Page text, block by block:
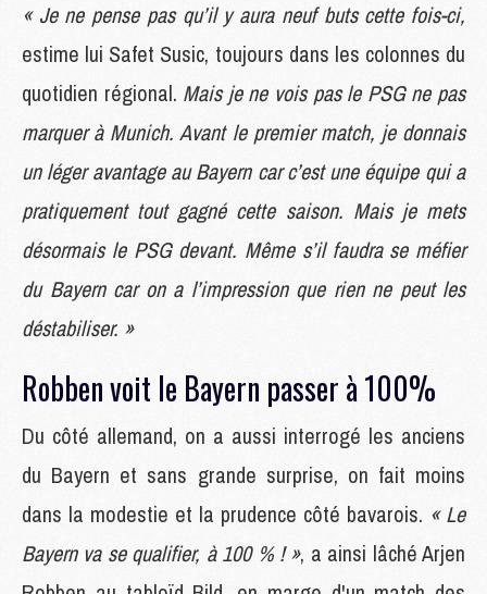
« Je ne pense pas qu’il y aura neuf buts cette fois-ci,
estime lui Safet Susic, toujours dans les colonnes du
quotidien régional. Mais je ne vois pas le PSG ne pas
marquer à Munich. Avant le premier match, je donnais
un léger avantage au Bayern car c’est une équipe qui a
pratiquement tout gagné cette saison. Mais je mets
désormais le PSG devant. Même s’il faudra se méfier
du Bayern car on a l’impression que rien ne peut les
déstabiliser. »
Robben voit le Bayern passer à 100%
Du côté allemand, on a aussi interrogé les anciens
du Bayern et sans grande surprise, on fait moins
dans la modestie et la prudence côté bavarois. « Le
Bayern va se qualifier, à 100 % ! », a ainsi lâché Arjen